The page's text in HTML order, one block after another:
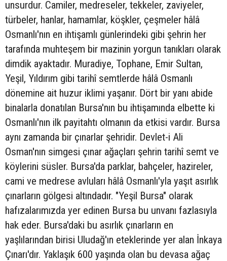
unsurdur. Camiler, medreseler, tekkeler, zaviyeler,
türbeler, hanlar, hamamlar, köşkler, çeşmeler hâlâ
Osmanlı'nın en ihtişamlı günlerindeki gibi şehrin her
tarafında muhteşem bir mazinin yorgun tanıkları olarak
dimdik ayaktadır. Muradiye, Tophane, Emir Sultan,
Yeşil, Yıldırım gibi tarihî semtlerde hâlâ Osmanlı
dönemine ait huzur iklimi yaşanır. Dört bir yanı abide
binalarla donatılan Bursa'nın bu ihtişamında elbette ki
Osmanlı'nın ilk payitahtı olmanın da etkisi vardır. Bursa
aynı zamanda bir çınarlar şehridir. Devlet-i Ali
Osman'nın simgesi çınar ağaçları şehrin tarihî semt ve
köylerini süsler. Bursa'da parklar, bahçeler, hazireler,
cami ve medrese avluları hâlâ Osmanlı'yla yaşıt asırlık
çınarların gölgesi altındadır. "Yeşil Bursa" olarak
hafızalarımızda yer edinen Bursa bu unvanı fazlasıyla
hak eder. Bursa'daki bu asırlık çınarların en
yaşlılarından birisi Uludağ'ın eteklerinde yer alan İnkaya
Çınarı'dır. Yaklaşık 600 yaşında olan bu devasa ağaç